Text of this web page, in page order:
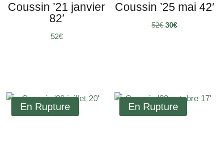
Coussin ’21 janvier
82′
€
Coussin ’25 mai 42′
52€ Le
30€Le